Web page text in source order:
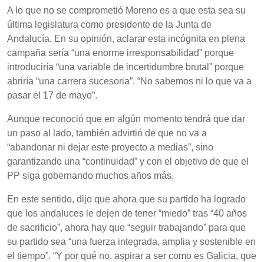
A lo que no se comprometió Moreno es a que esta sea su
última legislatura como presidente de la Junta de
Andalucía. En su opinión, aclarar esta incógnita en plena
campaña sería “una enorme irresponsabilidad” porque
introduciría “una variable de incertidumbre brutal” porque
abriría “una carrera sucesoria”. “No sabemos ni lo que va a
pasar el 17 de mayo”.
Aunque reconoció que en algún momento tendrá que dar
un paso al lado, también advirtió de que no va a
“abandonar ni dejar este proyecto a medias”, sino
garantizando una “continuidad” y con el objetivo de que el
PP siga gobernando muchos años más.
En este sentido, dijo que ahora que su partido ha logrado
que los andaluces le dejen de tener “miedo” tras “40 años
de sacrificio”, ahora hay que “seguir trabajando” para que
su partido sea “una fuerza integrada, amplia y sostenible en
el tiempo”. “Y por qué no, aspirar a ser como es Galicia, que